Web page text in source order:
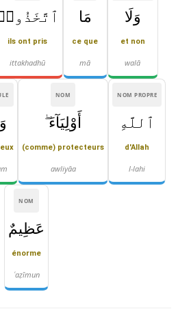
وَلَا
et non
walā
مَا
ce que
mā
ils ont pris
ittakhadhū
NOM PROPRE
ٱللَّهِ
d'Allah
l-lahi
NOM
أَوْلِيَآءَ ۖ
(comme) protecteurs
awliyāa
NOM
عَظِيمٌ
énorme
ʿaẓīmun